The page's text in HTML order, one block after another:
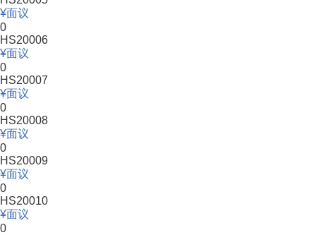
面议
0
HS20006
面议
0
HS20007
面议
0
HS20008
面议
0
HS20009
面议
0
HS20010
面议
0